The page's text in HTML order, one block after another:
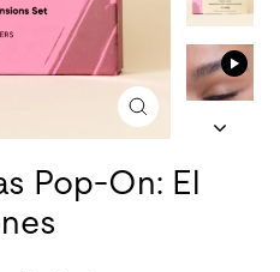
Cerrar
(esc)
Pop-On: El